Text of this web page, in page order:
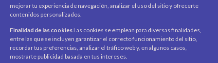
mejorar tu experiencia de navegación, analizar el uso del sitio y ofrecerte
contenidos personalizados.
Finalidad de las cookies Las cookies se emplean para diversas finalidades,
entre las que se incluyen garantizar el correcto funcionamiento del sitio,
recordar tus preferencias, analizar el tráfico web y, en algunos casos,
mostrarte publicidad basada en tus intereses.
Mi cuenta
Productos / Servicios
Asociados
Acerca deContactoNoticias